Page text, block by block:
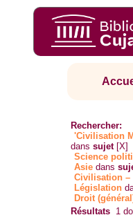
Rechercher:
'Civilisation
danssujet [X]
Science
Asie dans
Civilisation
Législation
Droit
Résultats 1